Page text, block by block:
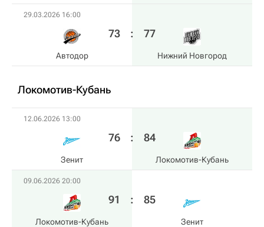
29.03.2026 16:00
Автодор
73 : 77
Нижний Новгород
Локомотив-Кубань
12.06.2026 13:00
Зенит
76 : 84
Локомотив-Кубань
09.06.2026 20:00
Локомотив-Кубань
91 : 85
Зенит